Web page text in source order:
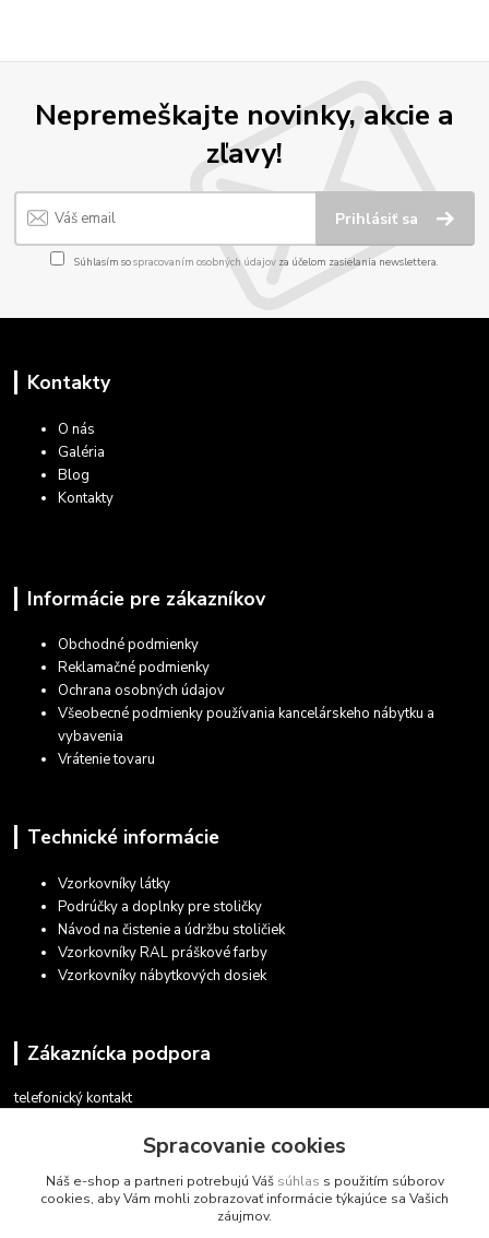
Nepremeškajte novinky, akcie a
zľavy!
Prihlásiť sa
Súhlasím sospracovaním osobných údajov za účelom zasielania newslettera.
Kontakty
O nás
Galéria
Blog
Kontakty
Informácie pre zákazníkov
Obchodné podmienky
Reklamačné podmienky
Ochrana osobných údajov
Všeobecné podmienky používania kancelárskeho nábytku a
vybavenia
Vrátenie tovaru
Technické informácie
Vzorkovníky látky
Podrúčky a doplnky pre stoličky
Návod na čistenie a údržbu stoličiek
Vzorkovníky RAL práškové farby
Vzorkovníky nábytkových dosiek
Zákaznícka podpora
telefonický kontakt
v pracovných dňoch 08.30 - 16.00
obchod@marketsk.sk
Spracovanie cookies
Náš e-shop a partneri potrebujú Váš súhlas s použitím súborov
cookies, aby Vám mohli zobrazovať informácie týkajúce sa Vašich
záujmov.